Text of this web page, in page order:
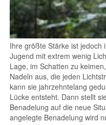
Ihre größte Stärke ist jedoch
Jugend mit extrem wenig
Lage, im Schatten zu
Nadeln aus, die jeden
kann sie jahrzehntelang
Lücke entsteht. Dann stellt
Benadelung auf die neue
angelegte Benadelung wird